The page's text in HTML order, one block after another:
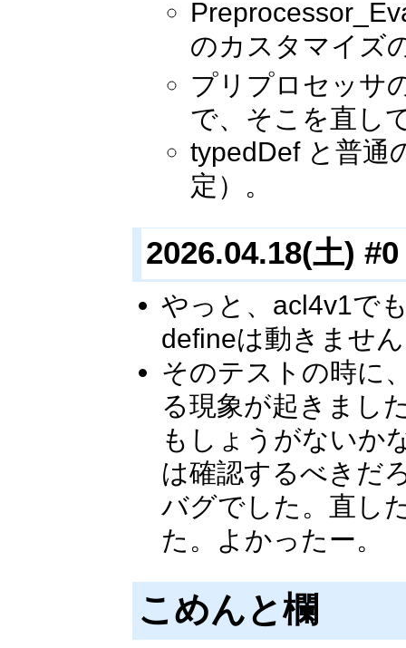
のカスタマイズ
プリプロセッサ
で、そこを直し
typedDef と普通
定）。
2026.04.18(土) #0
やっと、acl4v1で
defineは動きませ
そのテストの時に
る現象が起きまし
もしょうがないか
は確認するべきだ
バグでした。直し
た。よかったー。
こめんと欄